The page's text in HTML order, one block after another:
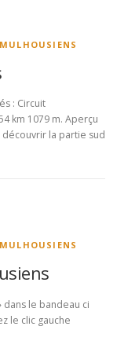
: Circuit
km 1079 m. Aperçu
la partie sud
dans le bandeau ci
le clic gauche